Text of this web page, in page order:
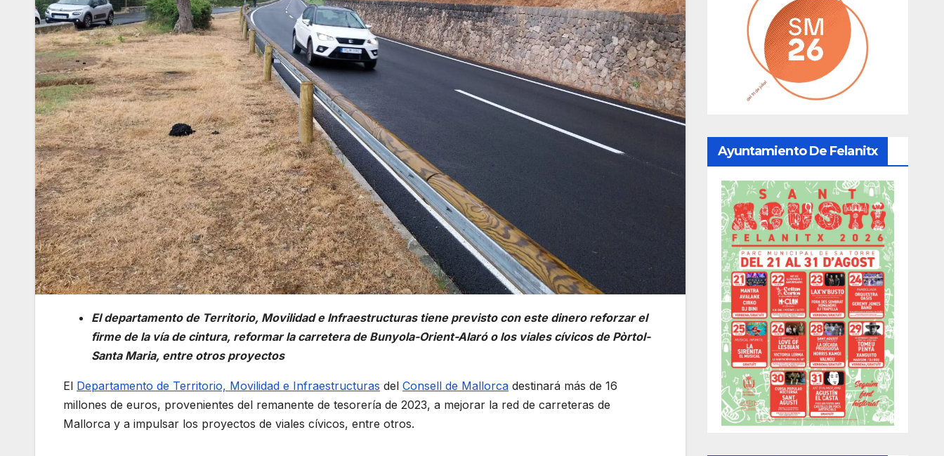
El departamento de Territorio, Movilidad e Infraestructuras tiene previsto con este dinero reforzar el
firme de la vía de cintura, reformar la carretera de Bunyola-Orient-Alaró o los viales cívicos de Pòrtol-
Santa Maria, entre otros proyectos
El Departamento de Territorio, Movilidad e Infraestructuras del Consell de Mallorca destinará más de 16
millones de euros, provenientes del remanente de tesorería de 2023, a mejorar la red de carreteras de
Mallorca y a impulsar los proyectos de viales cívicos, entre otros.
Ayuntamiento De Felanitx